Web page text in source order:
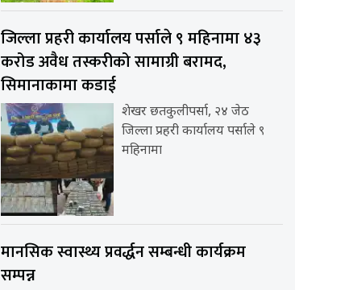
जिल्ला प्रहरी कार्यालय पर्साले ९ महिनामा ४३
करोड अवैध तस्करीको सामाग्री बरामद,
सिमानाकामा कडाई
शेखर छतकुलीपर्सा, २४ जेठ
जिल्ला प्रहरी कार्यालय पर्साले ९
महिनामा
मानसिक स्वास्थ्य प्रवर्द्धन सम्बन्धी कार्यक्रम
सम्पन्न